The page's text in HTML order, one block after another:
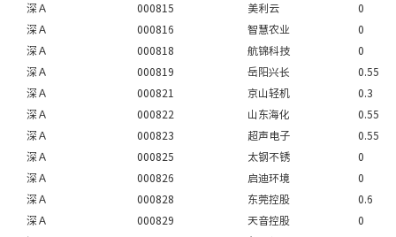
深Ａ
000815 美利云
0
深Ａ
000816 智慧农业
0
深Ａ
000818 航锦科技
0
深Ａ
000819 岳阳兴长
0.55
深Ａ
000821 京山轻机
0.3
深Ａ
000822 山东海化
0.55
深Ａ
000823 超声电子
0.55
深Ａ
000825 太钢不锈
0
深Ａ
000826 启迪环境
0
深Ａ
000828 东莞控股
0.6
深Ａ
000829 天音控股
0